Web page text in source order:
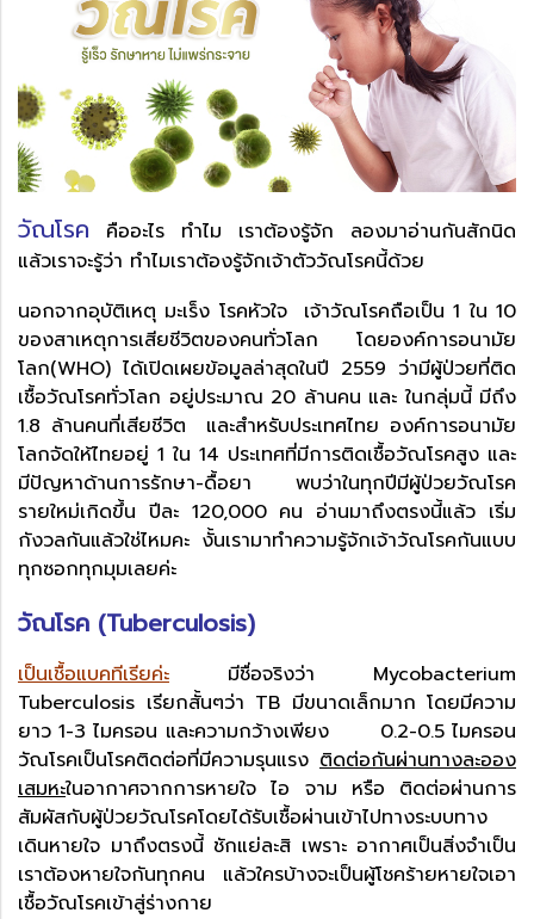
วัณโรค คืออะไร ทำไม เราต้องรู้จัก ลองมาอ่านกันสักนิด
แล้วเราจะรู้ว่า ทำไมเราต้องรู้จักเจ้าตัววัณโรคนี้ด้วย
นอกจากอุบัติเหตุ มะเร็ง โรคหัวใจ เจ้าวัณโรคถือเป็น 1 ใน 10
ของสาเหตุการเสียชีวิตของคนทั่วโลก โดยองค์การอนามัย
โลก(WHO) ได้เปิดเผยข้อมูลล่าสุดในปี 2559 ว่ามีผู้ป่วยที่ติด
เชื้อวัณโรคทั่วโลก อยู่ประมาณ 20 ล้านคน และ ในกลุ่มนี้ มีถึง
1.8 ล้านคนที่เสียชีวิต และสำหรับประเทศไทย องค์การอนามัย
โลกจัดให้ไทยอยู่ 1 ใน 14 ประเทศที่มีการติดเชื้อวัณโรคสูง และ
มีปัญหาด้านการรักษา-ดื้อยา พบว่าในทุกปีมีผู้ป่วยวัณโรค
รายใหม่เกิดขึ้น ปีละ 120,000 คน อ่านมาถึงตรงนี้แล้ว เริ่ม
กังวลกันแล้วใช่ไหมคะ งั้นเรามาทำความรู้จักเจ้าวัณโรคกันแบบ
ทุกซอกทุกมุมเลยค่ะ
วัณโรค (Tuberculosis)
เป็นเชื้อแบคทีเรียค่ะ มีชื่อจริงว่า Mycobacterium
Tuberculosis เรียกสั้นๆว่า TB มีขนาดเล็กมาก โดยมีความ
ยาว 1-3 ไมครอน และความกว้างเพียง 0.2-0.5 ไมครอน
วัณโรคเป็นโรคติดต่อที่มีความรุนแรง ติดต่อกันผ่านทางละออง
เสมหะในอากาศจากการหายใจ ไอ จาม หรือ ติดต่อผ่านการ
สัมผัสกับผู้ป่วยวัณโรคโดยได้รับเชื้อผ่านเข้าไปทางระบบทาง
เดินหายใจ มาถึงตรงนี้ ชักแย่ละสิ เพราะ อากาศเป็นสิ่งจำเป็น
เราต้องหายใจกันทุกคน แล้วใครบ้างจะเป็นผู้โชคร้ายหายใจเอา
เชื้อวัณโรคเข้าสู่ร่างกาย